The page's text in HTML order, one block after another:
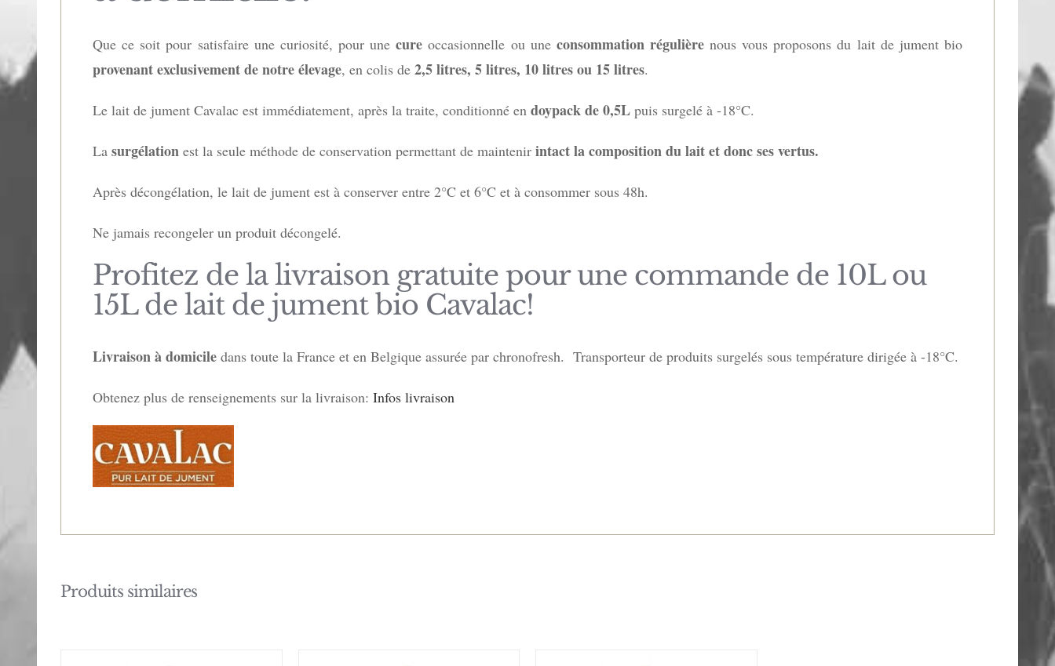
Que ce soit pour satisfaire une curiosité, pour unecure occasionnelle ou une consommation régulièrenous vous proposons du lait de jument bio
provenantexclusivement de notre élevage, en colis de 2,5 litres, 5 litres, 10 litres ou 15 litres.
Le lait de jument Cavalac est immédiatement, après la traite, conditionné en doypack de 0,5L puis surgelé à -18°C.
La surgélation est la seule méthode de conservation permettant de maintenir intact la composition du lait et donc ses vertus.
Après décongélation, le lait de jument est à conserver entre 2°C et 6°C et à consommer sous 48h.
Ne jamais recongeler un produit décongelé.
Profitez de la livraison gratuite pour une commande de 10L ou
15L de lait de jument bio Cavalac!
Livraison à domicile dans toute la France et en Belgique assurée par chronofresh. Transporteur de produits surgelés sous température dirigée à -18°C.
Obtenez plus de renseignements sur la livraison: Infos livraison
Produits similaires